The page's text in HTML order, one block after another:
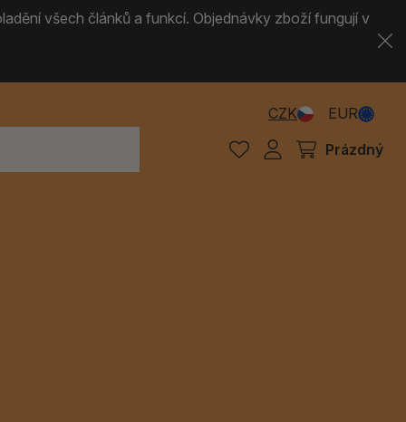
všech článků a funkcí. Objednávky zboží fungují v
CZK
EUR
Prázdný